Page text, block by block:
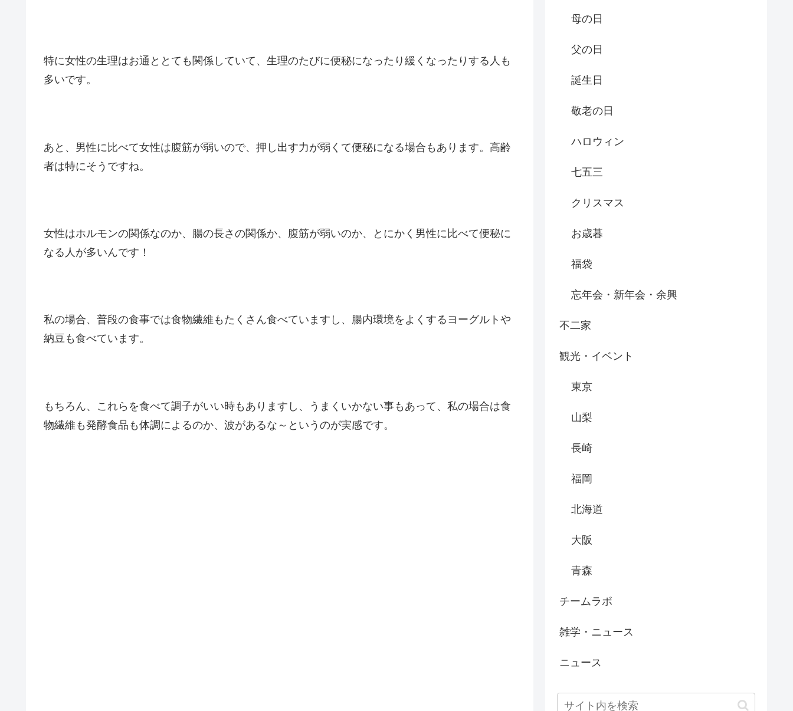
特に女性の生理はお通ととても関係していて、生理のたびに便秘になったり緩くなったりする人も
多いです。
あと、男性に比べて女性は腹筋が弱いので、押し出す力が弱くて便秘になる場合もあります。高齢
者は特にそうですね。
女性はホルモンの関係なのか、腸の長さの関係か、腹筋が弱いのか、とにかく男性に比べて便秘に
なる人が多いんです！
私の場合、普段の食事では食物繊維もたくさん食べていますし、腸内環境をよくするヨーグルトや
納豆も食べています。
もちろん、これらを食べて調子がいい時もありますし、うまくいかない事もあって、私の場合は食
物繊維も発酵食品も体調によるのか、波があるな～というのが実感です。
母の日
父の日
誕生日
敬老の日
ハロウィン
七五三
クリスマス
お歳暮
福袋
忘年会・新年会・余興
不二家
観光・イベント
東京
山梨
長崎
福岡
北海道
大阪
青森
チームラボ
雑学・ニュース
ニュース